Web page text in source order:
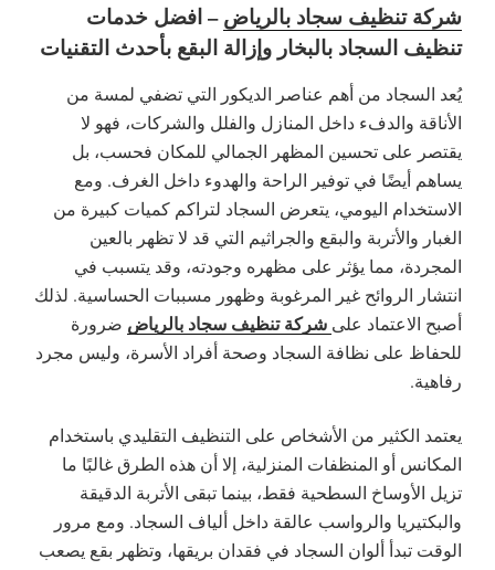
شركة تنظيف سجاد بالرياض– افضل خدمات
تنظيف السجاد بالبخار وإزالة البقع بأحدث التقنيات
يُعد السجاد من أهم عناصر الديكور التي تضفي لمسة من
الأناقة والدفء داخل المنازل والفلل والشركات، فهو لا
يقتصر على تحسين المظهر الجمالي للمكان فحسب، بل
يساهم أيضًا في توفير الراحة والهدوء داخل الغرف. ومع
الاستخدام اليومي، يتعرض السجاد لتراكم كميات كبيرة من
الغبار والأتربة والبقع والجراثيم التي قد لا تظهر بالعين
المجردة، مما يؤثر على مظهره وجودته، وقد يتسبب في
انتشار الروائح غير المرغوبة وظهور مسببات الحساسية. لذلك
أصبح الاعتماد على شركة تنظيف سجاد بالرياض ضرورة
للحفاظ على نظافة السجاد وصحة أفراد الأسرة، وليس مجرد
رفاهية.
يعتمد الكثير من الأشخاص على التنظيف التقليدي باستخدام
المكانس أو المنظفات المنزلية، إلا أن هذه الطرق غالبًا ما
تزيل الأوساخ السطحية فقط، بينما تبقى الأتربة الدقيقة
والبكتيريا والرواسب عالقة داخل ألياف السجاد. ومع مرور
الوقت تبدأ ألوان السجاد في فقدان بريقها، وتظهر بقع يصعب